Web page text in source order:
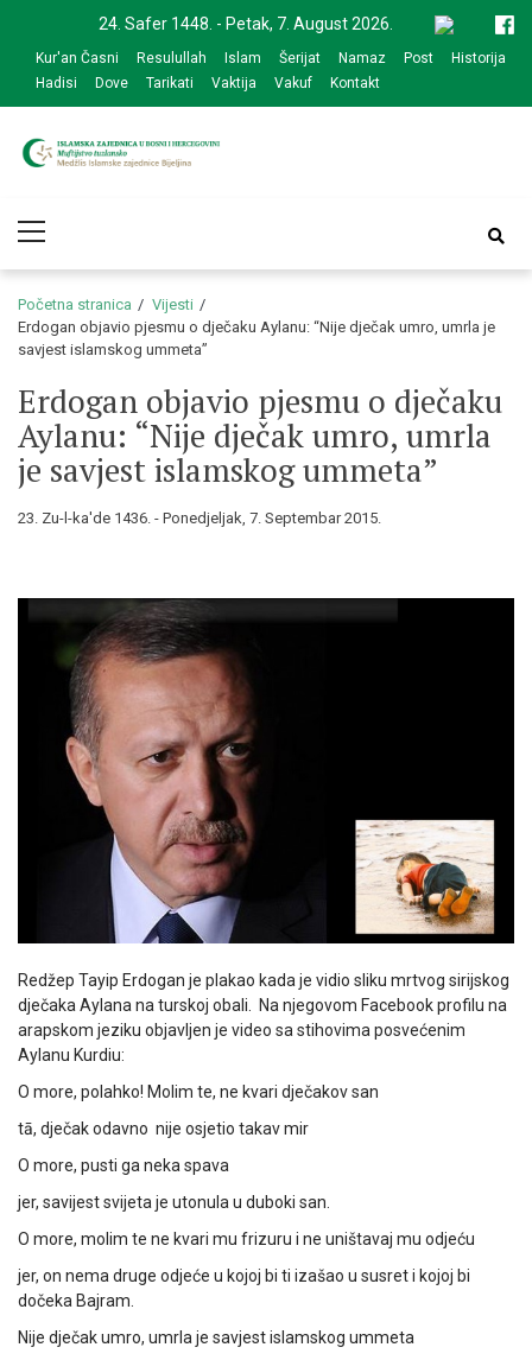
navigation
content
24. Safer 1448. - Petak, 7. August 2026.
Kur'an Časni Resulullah Islam Šerijat Namaz Post
Historija
Hadisi
Dove Tarikati Vaktija Vakuf Kontakt
zajednice Bijeljina
Menu
Početna stranica
Vijesti
Erdogan objavio pjesmu o dječaku Aylanu: “Nije dječak umro, umrla je
savjest islamskog ummeta”
Erdogan objavio pjesmu o dječaku
Aylanu: “Nije dječak umro, umrla
je savjest islamskog ummeta”
23. Zu-l-ka'de 1436. - Ponedjeljak, 7. Septembar 2015.
Redžep Tayip Erdogan je plakao kada je vidio sliku mrtvog sirijskog
dječaka Aylana na turskoj obali. Na njegovom Facebook profilu na
arapskom jeziku objavljen je video sa stihovima posvećenim
Aylanu Kurdiu:
O more, polahko! Molim te, ne kvari dječakov san
tā, dječak odavno nije osjetio takav mir
O more, pusti ga neka spava
jer, savijest svijeta je utonula u duboki san.
O more, molim te ne kvari mu frizuru i ne uništavaj mu odjeću
jer, on nema druge odjeće u kojoj bi ti izašao u susret i kojoj bi
dočeka Bajram.
Nije dječak umro, umrla je savjest islamskog ummeta